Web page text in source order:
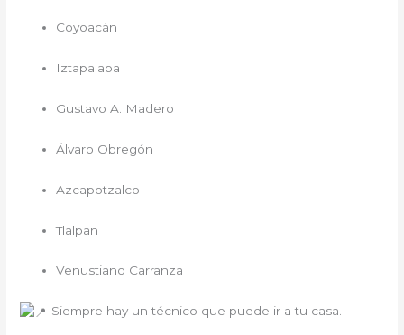
Coyoacán
Iztapalapa
Gustavo A. Madero
Álvaro Obregón
Azcapotzalco
Tlalpan
Venustiano Carranza
Siempre hay un técnico que puede ir a tu casa.